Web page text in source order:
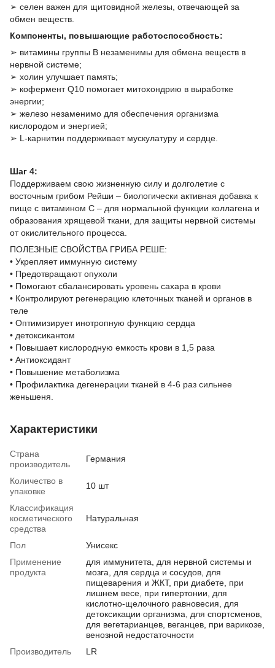
➢ селен важен для щитовидной железы, отвечающей за
обмен веществ.
Компоненты, повышающие работоспособность:
➢ витамины группы B незаменимы для обмена веществ в
нервной системе;
➢ холин улучшает память;
➢ кофермент Q10 помогает митохондрию в выработке
энергии;
➢ железо незаменимо для обеспечения организма
кислородом и энергией;
➢ L-карнитин поддерживает мускулатуру и сердце.
Шаг 4:
Поддерживаем свою жизненную силу и долголетие с
восточным грибом Рейши – биологически активная добавка к
пище с витамином C – для нормальной функции коллагена и
образования хрящевой ткани, для защиты нервной системы
от окислительного процесса.
ПОЛЕЗНЫЕ СВОЙСТВА ГРИБА РЕШЕ:
• Укрепляет иммунную систему
• Предотвращают опухоли
• Помогают сбалансировать уровень сахара в крови
• Контролируют регенерацию клеточных тканей и органов в
теле
• Оптимизирует инотропную функцию сердца
• детоксикантом
• Повышает кислородную емкость крови в 1,5 раза
• Антиоксидант
• Повышение метаболизма
• Профилактика дегенерации тканей в 4-6 раз сильнее
женьшеня.
Характеристики
Страна
производитель
Германия
Количество в
упаковке
10 шт
Классификация
косметического
средства
Натуральная
Пол
Унисекс
Применение
продукта
для иммунитета, для нервной системы и
мозга, для сердца и сосудов, для
пищеварения и ЖКТ, при диабете, при
лишнем весе, при гипертонии, для
кислотно-щелочного равновесия, для
детоксикации организма, для спортсменов,
для вегетарианцев, веганцев, при варикозе,
венозной недостаточности
Производитель
LR